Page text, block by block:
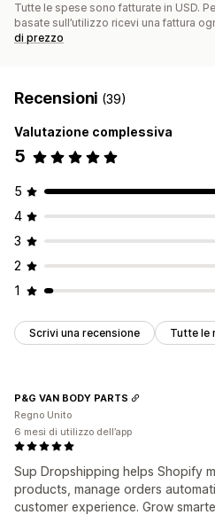
Tutte le spese sono fatturate in USD.
basate sull’utilizzo ricevi una fattura
di prezzo
Recensioni (39)
Valutazione complessiva
5
5
4
3
2
1
Scrivi una recensione Tutte le
Sup Dropshipping helps Shopify
products, manage orders
customer experience. Grow
P&G VAN BODY PARTS
Regno Unito
6 mesi di utilizzo dell’app